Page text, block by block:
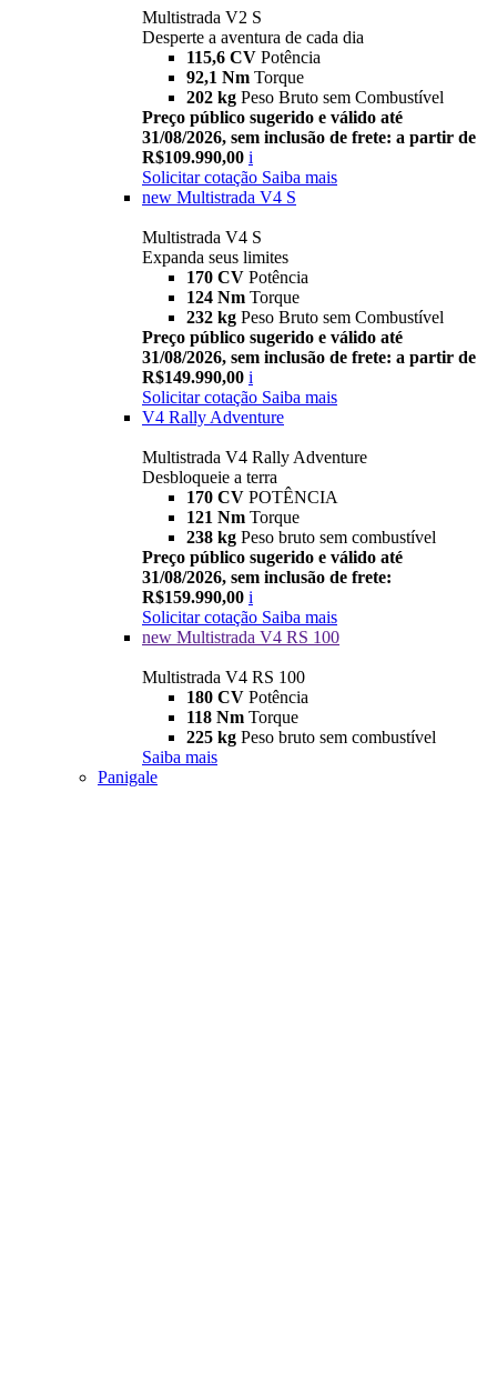
Multistrada V2 S
Desperte a aventura de cada dia
115,6 CV Potência
92,1 Nm Torque
202 kg Peso Bruto sem Combustível
Preço público sugerido e válido até
31/08/2026, sem inclusão de frete: a partir de
R$109.990,00 i
Solicitar cotação Saiba mais
new Multistrada V4 S
Multistrada V4 S
Expanda seus limites
170 CV Potência
124 Nm Torque
232 kg Peso Bruto sem Combustível
Preço público sugerido e válido até
31/08/2026, sem inclusão de frete: a partir de
R$149.990,00 i
Solicitar cotação Saiba mais
V4 Rally Adventure
Multistrada V4 Rally Adventure
Desbloqueie a terra
170 CV POTÊNCIA
121 Nm Torque
238 kg Peso bruto sem combustível
Preço público sugerido e válido até
31/08/2026, sem inclusão de frete:
R$159.990,00 i
Solicitar cotação Saiba mais
new Multistrada V4 RS 100
Multistrada V4 RS 100
180 CV Potência
118 Nm Torque
225 kg Peso bruto sem combustível
Saiba mais
Panigale